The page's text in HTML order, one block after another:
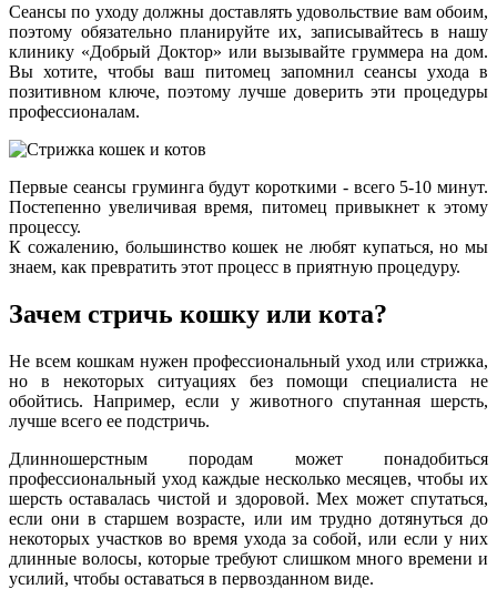
Сеансы по уходу должны доставлять удовольствие вам обоим,
поэтому обязательно планируйте их, записывайтесь в нашу
клинику «Добрый Доктор» или вызывайте груммера на дом.
Вы хотите, чтобы ваш питомец запомнил сеансы ухода в
позитивном ключе, поэтому лучше доверить эти процедуры
профессионалам.
Первые сеансы груминга будут короткими - всего 5-10 минут.
Постепенно увеличивая время, питомец привыкнет к этому
процессу.
К сожалению, большинство кошек не любят купаться, но мы
знаем, как превратить этот процесс в приятную процедуру.
Зачем стричь кошку или кота?
Не всем кошкам нужен профессиональный уход или стрижка,
но в некоторых ситуациях без помощи специалиста не
обойтись. Например, если у животного спутанная шерсть,
лучше всего ее подстричь.
Длинношерстным породам может понадобиться
профессиональный уход каждые несколько месяцев, чтобы их
шерсть оставалась чистой и здоровой. Мех может спутаться,
если они в старшем возрасте, или им трудно дотянуться до
некоторых участков во время ухода за собой, или если у них
длинные волосы, которые требуют слишком много времени и
усилий, чтобы оставаться в первозданном виде.